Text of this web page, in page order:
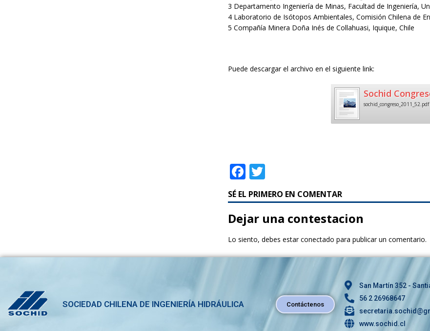
3 Departamento Ingeniería de Minas, Facultad de Ingeniería,
4 Laboratorio de Isótopos Ambientales, Comisión Chilena de
5 Compañía Minera Doña Inés de Collahuasi, Iquique, Chile
Puede descargar el archivo en el siguiente link:
Sochid
sochid_congreso_2011_52.pdf
F
a
c
e
b
o
w
it
te
r
SÉ EL PRIMERO EN COMENTAR
Dejar una contestacion
Lo siento, debes estarconectado para publicar un comentario.
SOCIEDAD CHILENA DE INGENIERÍA HIDRÁULICA Contáctenos
San Martín 352 -
56 2 26968647
www.sochid.cl